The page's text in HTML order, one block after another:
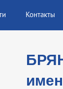
Контакты